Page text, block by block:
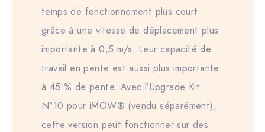
temps de fonctionnement plus court
grâce à une vitesse de déplacement plus
importante à 0,5 m/s. Leur capacité de
travail en pente est aussi plus importante
à 45 % de pente. Avec l’Upgrade Kit
N°10 pour iMOW® (vendu séparément),
cette version peut fonctionner sur des